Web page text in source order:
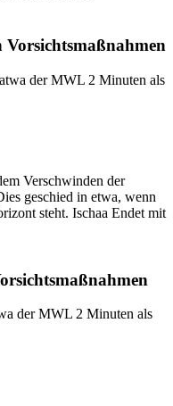
der MWL 2 Minuten als
Verschwinden der
geschied in etwa, wenn
steht. Ischaa Endet mit
der MWL 2 Minuten als